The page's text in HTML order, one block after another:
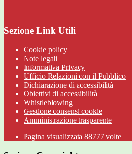
Sezione Link Utili
Cookie policy
Note legali
Informativa Privacy
Ufficio Relazioni con il Pubblico
Dichiarazione di accessibilità
Obiettivi di accessibilità
Whistleblowing
Gestione consensi cookie
Amministrazione trasparente
Pagina visualizzata 88777 volte